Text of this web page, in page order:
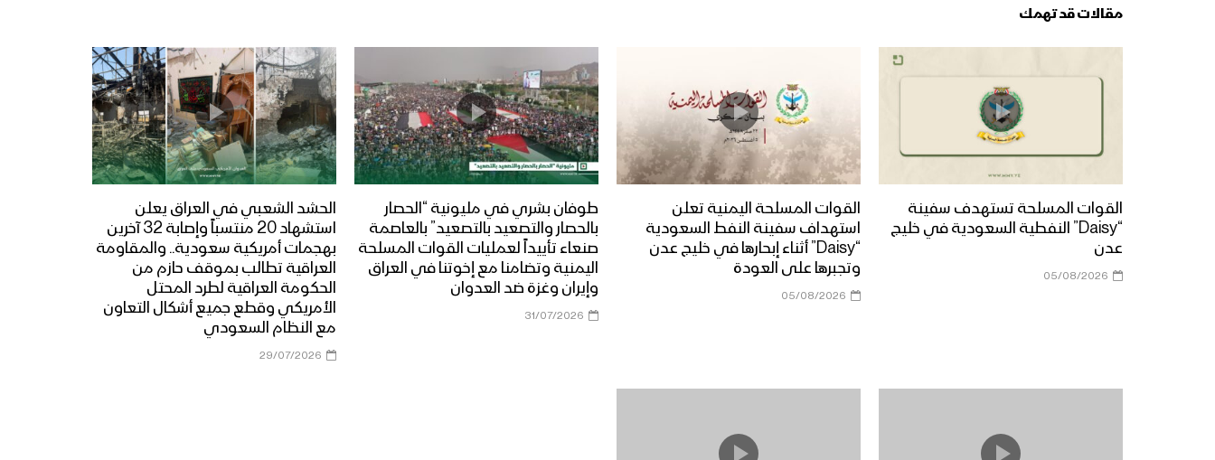
مقالات قد تهمك
القوات المسلحة تستهدف سفينة
“Daisy” النفطية السعودية في خليج
عدن
05/08/2026
القوات المسلحة اليمنية تعلن
استهداف سفينة النفط السعودية
“Daisy” أثناء إبحارها في خليج عدن
وتجبرها على العودة
05/08/2026
طوفان بشري في مليونية “الحصار
بالحصار والتصعيد بالتصعيد” بالعاصمة
صنعاء تأييداً لعمليات القوات المسلحة
اليمنية وتضامنا مع إخوتنا في العراق
وإيران وغزة ضد العدوان
31/07/2026
الحشد الشعبي في العراق يعلن
استشهاد 20 منتسباً وإصابة 32 آخرين
بهجمات أمريكية سعودية.. والمقاومة
العراقية تطالب بموقف حازم من
الحكومة العراقية لطرد المحتل
الأمريكي وقطع جميع أشكال التعاون
مع النظام السعودي
29/07/2026